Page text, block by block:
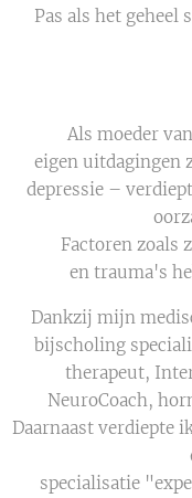
Pas als het
Als moeder
eigen uitdagingen
depressie –
Factoren zoals
en trauma's
Dankzij mijn
bijscholing
therapeut,
NeuroCoach,
Daarnaast verdiepte
specialisatie